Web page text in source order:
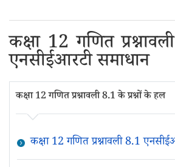
कक्षा 12 गणित
एनसीईआरटी समाधान
कक्षा 12 गणित प्रश्नावली 8.1 के प्रश्नों के हल
कक्षा 12 गणित प्रश्नावली 8.1